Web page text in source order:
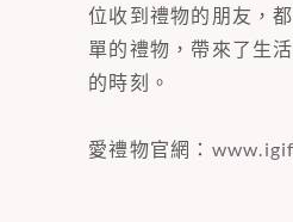
位收到禮物的朋友，
單的禮物，帶來了生
的時刻。
愛禮物官網：